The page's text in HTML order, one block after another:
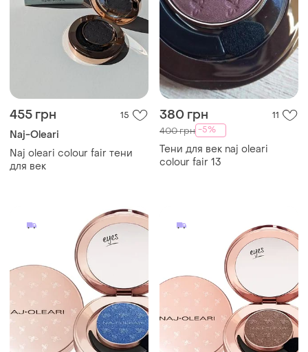
455 грн 15
Naj-Oleari
Naj oleari colour fair тени
для век
380 грн 11
400 грн -5%
Тени для век naj oleari
colour fair 13